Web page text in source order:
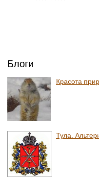
Блоги
Красота
Тула.